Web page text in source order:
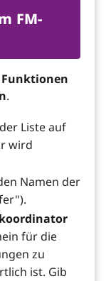
FM-
Funktionen
.
Liste auf
wird
Namen der
für die
zu
ist. Gib